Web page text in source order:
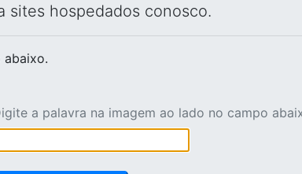
sites hospedados conosco.
abaixo.
a palavra na imagem ao lado no campo